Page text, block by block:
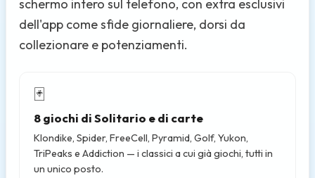
schermo intero sul telefono, con extra esclusivi
dell'app come sfide giornaliere, dorsi da
collezionare e potenziamenti.
🃏
8 giochi di Solitario e di carte
Klondike, Spider, FreeCell, Pyramid, Golf, Yukon,
TriPeaks e Addiction — i classici a cui già giochi, tutti in
un unico posto.